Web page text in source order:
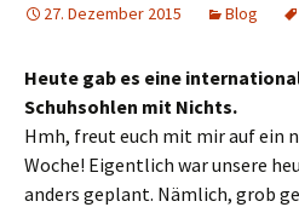
27. Dezember 2015 Blog
Heute gab es eine
Schuhsohlen mit Nichts.
Hmh, freut euch mit mir auf ein
Woche! Eigentlich war unsere
anders geplant. Nämlich, grob